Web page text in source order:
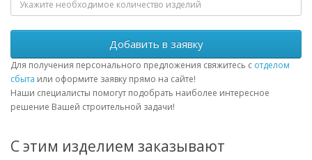
Добавить в заявку
Для получения персонального предложения свяжитесь с отделом
сбыта или оформите заявку прямо на сайте!
Наши специалисты помогут подобрать наиболее интересное
решение Вашей строительной задачи!
С этим изделием заказывают